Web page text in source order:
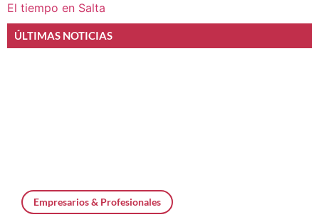
El tiempo en Salta
ÚLTIMAS NOTICIAS
Empresarios & Profesionales